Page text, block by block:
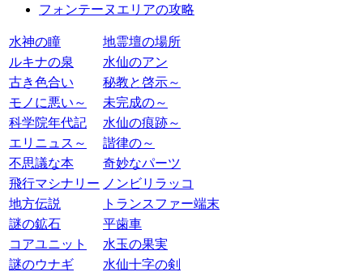
フォンテーヌエリアの攻略
水神の瞳
地霊壇の場所
ルキナの泉
水仙のアン
古き色合い
秘教と啓示～
モノに悪い～
未完成の～
科学院年代記
水仙の痕跡～
エリニュス～
諧律の～
不思議な本
奇妙なパーツ
飛行マシナリー ノンビリラッコ
地方伝説
トランスファー端末
謎の鉱石
平歯車
コアユニット
水玉の果実
謎のウナギ
水仙十字の剣